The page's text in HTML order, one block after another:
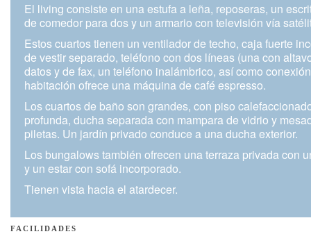
El living consiste en una estufa a leña, reposeras, un
de comedor para dos y un armario con televisión vía
Estos cuartos tienen un ventilador de techo, caja fuerte
de vestir separado, teléfono con dos líneas (una con
datos y de fax, un teléfono inalámbrico, así como
habitación ofrece una máquina de café espresso.
Los cuartos de baño son grandes, con piso
profunda, ducha separada con mampara de vidrio y
piletas. Un jardín privado conduce a una ducha exterior.
Los bungalows también ofrecen una terraza privada con
y un estar con sofá incorporado.
Tienen vista hacia el atardecer.
FACILIDADES